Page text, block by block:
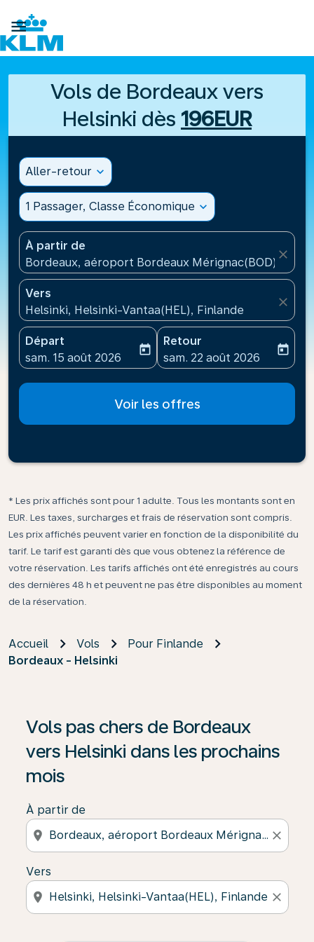

Vols de Bordeaux vers
Helsinki dès 196EUR
Aller-retour expand_more
1 Passager, Classe Économique expand_more
À partir de
Bordeaux, aéroport Bordeaux Mérignac(BOD),
close
Vers
Helsinki, Helsinki-Vantaa(HEL), Finlande
close
Départ
fc-booking-departure-date-aria-label
sam. 15 août 2026
today
Retour
fc-booking-return-date-
sam. 22 août 2026
today
Voir les offres
* Les prix affichés sont pour 1 adulte. Tous les montants sont en
EUR. Les taxes, surcharges et frais de réservation sont compris.
Les prix affichés peuvent varier en fonction de la disponibilité du
tarif. Le tarif est garanti dès que vous obtenez la référence de
votre réservation. Les tarifs affichés ont été enregistrés au cours
des dernières 48 h et peuvent ne pas être disponibles au moment
de la réservation.
Accueil Vols
Pour Finlande
Bordeaux - Helsinki
Vols pas chers de Bordeaux
vers Helsinki dans les prochains
mois
À partir de
location_on close
Vers
location_on close